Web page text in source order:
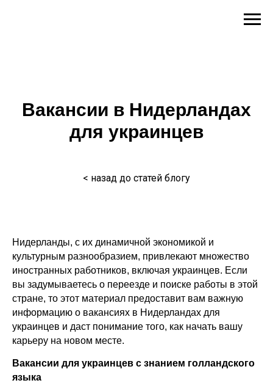
Вакансии в Нидерландах
для украинцев
< назад до статей блогу
Нидерланды, с их динамичной экономикой и
культурным разнообразием, привлекают множество
иностранных работников, включая украинцев. Если
вы задумываетесь о переезде и поиске работы в этой
стране, то этот материал предоставит вам важную
информацию о вакансиях в Нидерландах для
украинцев и даст понимание того, как начать вашу
карьеру на новом месте.
Вакансии для украинцев с знанием голландского
языка